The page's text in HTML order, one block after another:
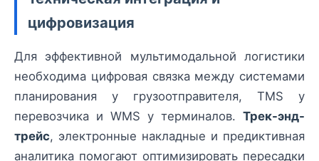
цифровизация
Для эффективной мультимодальной логистики
необходима цифровая связка между системами
планирования у грузоотправителя, TMS у
перевозчика и WMS у терминалов. Трек-энд-
трейс, электронные накладные и предиктивная
аналитика помогают оптимизировать пересадки